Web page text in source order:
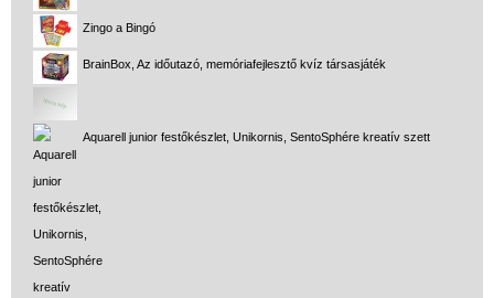
Zingo a Bingó
BrainBox, Az időutazó, memóriafejlesztő kvíz társasjáték
Aquarell junior festőkészlet, Unikornis, SentoSphére kreatív szett